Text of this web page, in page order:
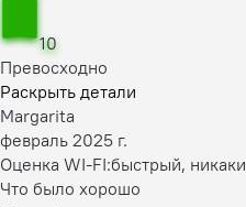
10
Превосходно
Раскрыть детали
Margarita
февраль 2025 г.
Оценка WI-FI:быстрый,
Что было хорошо